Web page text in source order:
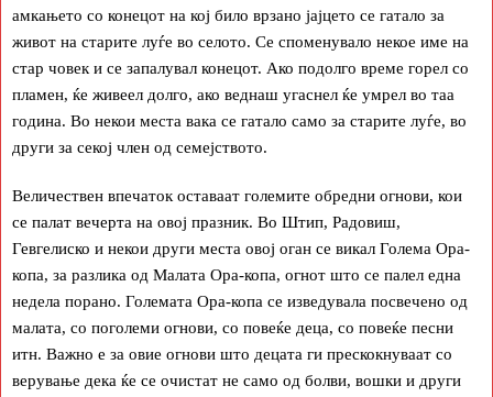
амкањето со конецот на кој било врзано јајцето се гатало за
живот на старите луѓе во селото. Се споменувало некое име на
стар човек и се запалувал конецот. Ако подолго време горел со
пламен, ќе живеел долго, ако веднаш угаснел ќе умрел во таа
година. Во некои места вака се гатало само за старите луѓе, во
други за секој член од семејството.
Величествен впечаток оставаат големите обредни огнови, кои
се палат вечерта на овој празник. Во Штип, Радовиш,
Гевгелиско и некои други места овој оган се викал Голема Ора-
копа, за разлика од Малата Ора-копа, огнот што се палел една
недела порано. Големата Ора-копа се изведувала посвечено од
малата, со поголеми огнови, со повеќе деца, со повеќе песни
итн. Важно е за овие огнови што децата ги прескокнуваат со
верување дека ќе се очистат не само од болви, вошки и други